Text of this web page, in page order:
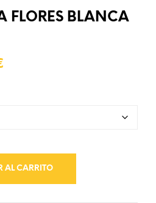
FLORES BLANCA
AL CARRITO